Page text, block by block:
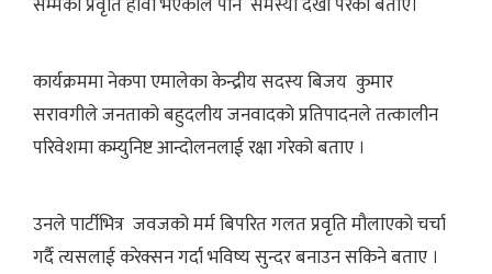
कार्यक्रममा नेकपा एमालेका केन्द्रीय सदस्य बिजय कुमार
सरावगीले जनताको बहुदलीय जनवादको प्रतिपादनले तत्कालीन
परिवेशमा कम्युनिष्ट आन्दोलनलाई रक्षा गरेको बताए ।
उनले पार्टीभित्र जवजको मर्म बिपरित गलत प्रवृति मौलाएको चर्चा
गर्दै त्यसलाई करेक्सन गर्दा भविष्य सुन्दर बनाउन सकिने बताए ।